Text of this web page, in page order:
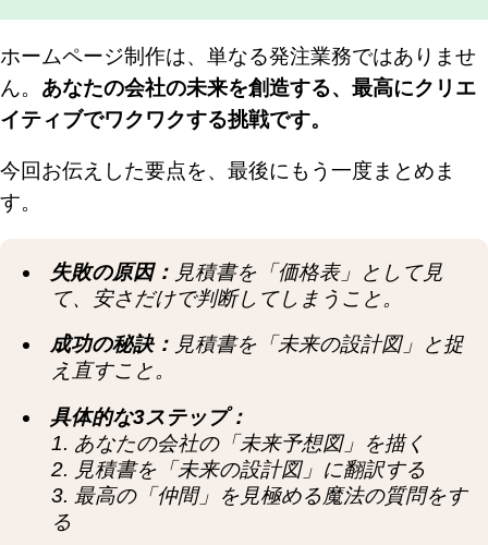
ホームページ制作は、単なる発注業務ではありませ
ん。 あなたの会社の未来を創造する、最高にクリエ
イティブでワクワクする挑戦です。
今回お伝えした要点を、最後にもう一度まとめま
す。
失敗の原因： 見積書を「価格表」として見
て、安さだけで判断してしまうこと。
成功の秘訣： 見積書を「未来の設計図」と捉
え直すこと。
具体的な3ステップ：
1. あなたの会社の「未来予想図」を描く
2. 見積書を「未来の設計図」に翻訳する
3. 最高の「仲間」を見極める魔法の質問をす
る